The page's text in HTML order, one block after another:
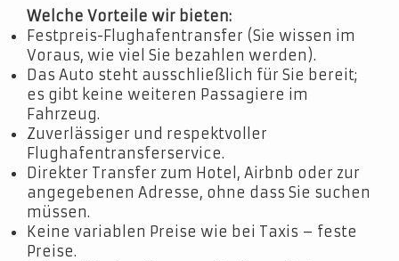
Welche Vorteile wir bieten:
Festpreis-Flughafentransfer (Sie wissen im
Voraus, wie viel Sie bezahlen werden).
Das Auto steht ausschließlich für Sie bereit;
es gibt keine weiteren Passagiere im
Fahrzeug.
Zuverlässiger und respektvoller
Flughafentransferservice.
Direkter Transfer zum Hotel, Airbnb oder zur
angegebenen Adresse, ohne dass Sie suchen
müssen.
Keine variablen Preise wie bei Taxis – feste
Preise.